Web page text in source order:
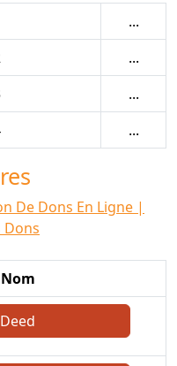
...
...
...
...
De Dons En Ligne |
Dons
Nom
Deed